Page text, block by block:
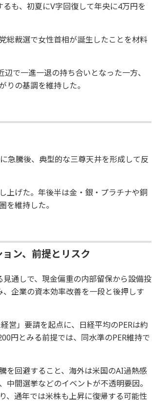
も、初夏にV字回復して年央に4万円を
総裁選で女性首相が誕生したことを材料
で一進一退の持ち合いとなった一方、
の基調を維持した。
急騰後、典型的な三尊天井を形成して反
上げた。年後半は金・銀・プラチナや銅
を維持した。
ン、前提とリスク
通しで、現金偏重の内部留保から設備投
企業の資本効率改善を一段と後押しす
営」要請を起点に、日経平均のPERは約
円とみる前提では、同水準のPER維持で
を回避すること、海外は米国のAI過熱感
間選挙などのイベントが不透明要因。
、通年では米株も上昇に復帰する可能性